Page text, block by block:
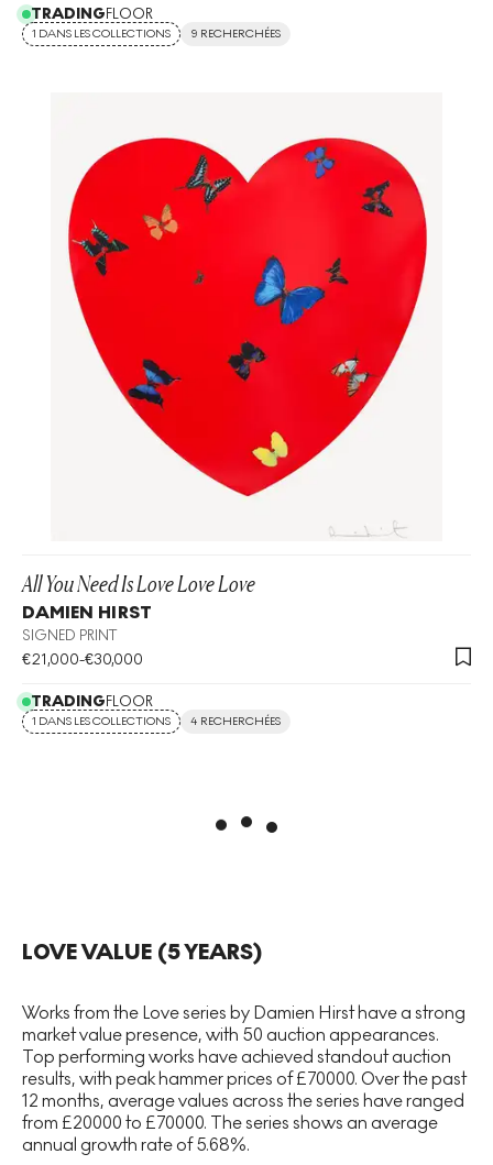
TRADINGFLOOR
1 DANS LES COLLECTIONS 9 RECHERCHÉES
All You Need Is Love Love Love
DAMIEN HIRST
SIGNED PRINT
€21,000-€30,000
TRADINGFLOOR
1 DANS LES COLLECTIONS 4 RECHERCHÉES
LOVEVALUE (5 YEARS)
Works from the Love series by Damien Hirst have a strong
market value presence, with 50 auction appearances.
Top performing works have achieved standout auction
results, with peak hammer prices of £70000. Over the past
12 months, average values across the series have ranged
from £20000 to £70000. The series shows an average
annual growth rate of 5.68%.